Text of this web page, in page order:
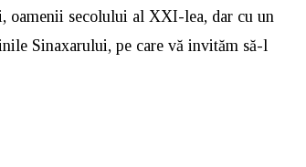
oamenii secolului al XXI-lea, dar cu un
Sinaxarului, pe care vă invităm să-l